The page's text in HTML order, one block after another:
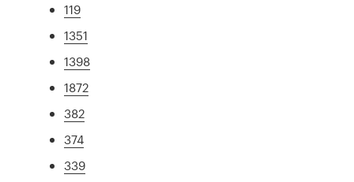
119
1351
1398
1872
382
374
339